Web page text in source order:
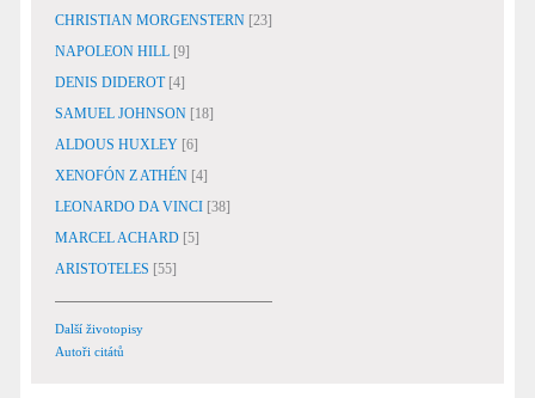
CHRISTIAN MORGENSTERN [23]
NAPOLEON HILL [9]
DENIS DIDEROT [4]
SAMUEL JOHNSON [18]
ALDOUS HUXLEY [6]
XENOFÓN Z ATHÉN [4]
LEONARDO DA VINCI [38]
MARCEL ACHARD [5]
ARISTOTELES [55]
Další životopisy
Autoři citátů